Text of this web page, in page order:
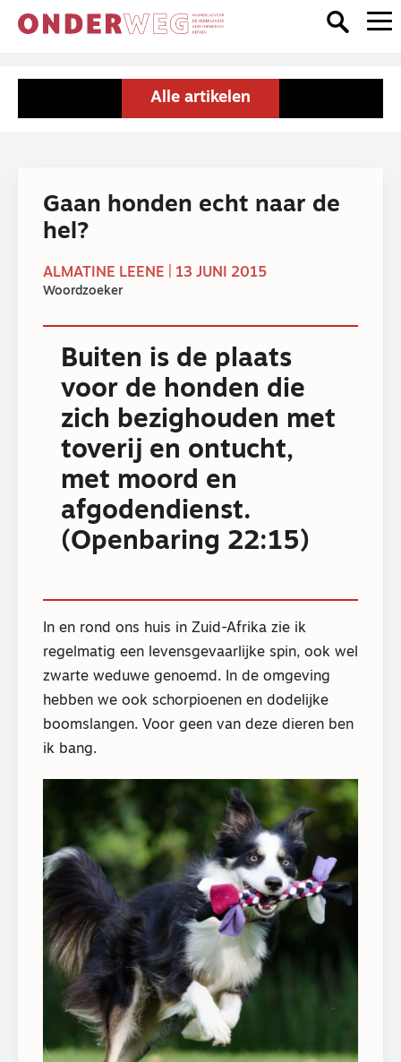
Alle artikelen
Gaan honden echt naar de
hel?
ALMATINE LEENE | 13 JUNI 2015
Woordzoeker
Buiten is de plaats
voor de honden die
zich bezighouden met
toverij en ontucht,
met moord en
afgodendienst.
(Openbaring 22:15)
In en rond ons huis in Zuid-Afrika zie ik
regelmatig een levensgevaarlijke spin, ook wel
zwarte weduwe genoemd. In de omgeving
hebben we ook schorpioenen en dodelijke
boomslangen. Voor geen van deze dieren ben
ik bang.